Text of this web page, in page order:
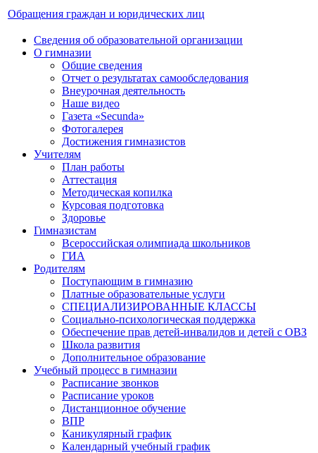
Обращения граждан и юридических лиц
Сведения об образовательной организации
О гимназии
Общие сведения
Отчет о результатах самообследования
Внеурочная деятельность
Наше видео
Газета «Secunda»
Фотогалерея
Достижения гимназистов
Учителям
План работы
Аттестация
Методическая копилка
Курсовая подготовка
Здоровье
Гимназистам
Всероссийская олимпиада школьников
ГИА
Родителям
Поступающим в гимназию
Платные образовательные услуги
СПЕЦИАЛИЗИРОВАННЫЕ КЛАССЫ
Социально-психологическая поддержка
Обеспечение прав детей-инвалидов и детей с ОВЗ
Школа развития
Дополнительное образование
Учебный процесс в гимназии
Расписание звонков
Расписание уроков
Дистанционное обучение
ВПР
Каникулярный график
Календарный учебный график